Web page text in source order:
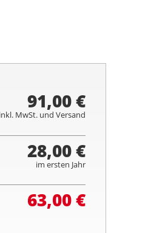
91,00 €
inkl. MwSt. und Versand
28,00 €
im ersten Jahr
63,00 €